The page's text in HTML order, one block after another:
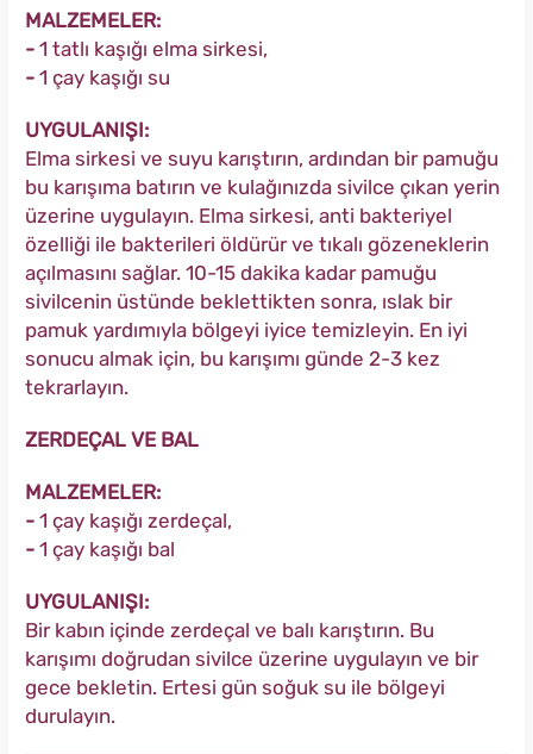
MALZEMELER:
- 1 tatlı kaşığı elma sirkesi,
- 1 çay kaşığı su
UYGULANIŞI:
Elma sirkesi ve suyu karıştırın, ardından bir pamuğu
bu karışıma batırın ve kulağınızda sivilce çıkan yerin
üzerine uygulayın. Elma sirkesi, anti bakteriyel
özelliği ile bakterileri öldürür ve tıkalı gözeneklerin
açılmasını sağlar. 10-15 dakika kadar pamuğu
sivilcenin üstünde beklettikten sonra, ıslak bir
pamuk yardımıyla bölgeyi iyice temizleyin. En iyi
sonucu almak için, bu karışımı günde 2-3 kez
tekrarlayın.
ZERDEÇAL VE BAL
MALZEMELER:
- 1 çay kaşığı zerdeçal,
- 1 çay kaşığı bal
UYGULANIŞI:
Bir kabın içinde zerdeçal ve balı karıştırın. Bu
karışımı doğrudan sivilce üzerine uygulayın ve bir
gece bekletin. Ertesi gün soğuk su ile bölgeyi
durulayın.